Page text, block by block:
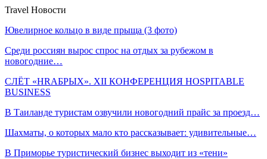
Travel Новости
Ювелирное кольцо в виде прыща (3 фото)
Среди россиян вырос спрос на отдых за рубежом в
новогодние…
СЛЁТ «HRАБРЫХ». XII КОНФЕРЕНЦИЯ HOSPITABLE
BUSINESS
В Таиланде туристам озвучили новогодний прайс за проезд…
Шахматы, о которых мало кто рассказывает: удивительные…
В Приморье туристический бизнес выходит из «тени»